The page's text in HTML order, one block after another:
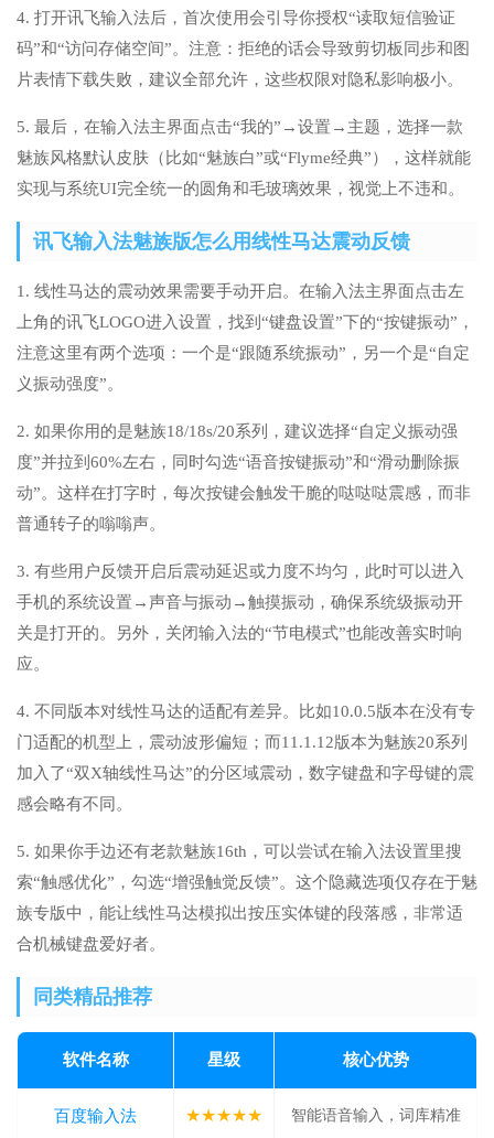
4. 打开讯飞输入法后，首次使用会引导你授权“读取短信验证
码”和“访问存储空间”。注意：拒绝的话会导致剪切板同步和图
片表情下载失败，建议全部允许，这些权限对隐私影响极小。
5. 最后，在输入法主界面点击“我的”→设置→主题，选择一款
魅族风格默认皮肤（比如“魅族白”或“Flyme经典”），这样就能
实现与系统UI完全统一的圆角和毛玻璃效果，视觉上不违和。
讯飞输入法魅族版怎么用线性马达震动反馈
1. 线性马达的震动效果需要手动开启。在输入法主界面点击左
上角的讯飞LOGO进入设置，找到“键盘设置”下的“按键振动”，
注意这里有两个选项：一个是“跟随系统振动”，另一个是“自定
义振动强度”。
2. 如果你用的是魅族18/18s/20系列，建议选择“自定义振动强
度”并拉到60%左右，同时勾选“语音按键振动”和“滑动删除振
动”。这样在打字时，每次按键会触发干脆的哒哒哒震感，而非
普通转子的嗡嗡声。
3. 有些用户反馈开启后震动延迟或力度不均匀，此时可以进入
手机的系统设置→声音与振动→触摸振动，确保系统级振动开
关是打开的。另外，关闭输入法的“节电模式”也能改善实时响
应。
4. 不同版本对线性马达的适配有差异。比如10.0.5版本在没有专
门适配的机型上，震动波形偏短；而11.1.12版本为魅族20系列
加入了“双X轴线性马达”的分区域震动，数字键盘和字母键的震
感会略有不同。
5. 如果你手边还有老款魅族16th，可以尝试在输入法设置里搜
索“触感优化”，勾选“增强触觉反馈”。这个隐藏选项仅存在于魅
族专版中，能让线性马达模拟出按压实体键的段落感，非常适
合机械键盘爱好者。
同类精品推荐
软件名称 星级 核心优势
百度输入法 ★★★★★ 智能语音输入，词库精准